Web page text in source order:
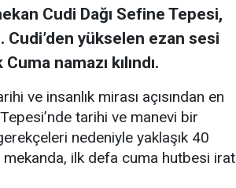
Cudi Dağı Sefine Tepesi,
yükselen ezan sesi
namazı kılındı.
ve insanlık mirası açısından en
tarihi ve manevi bir
nedeniyle yaklaşık 40
mekanda, ilk defa cuma hutbesi irat